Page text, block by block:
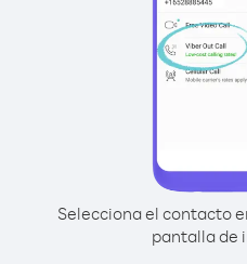
Selecciona el contacto
pantalla de